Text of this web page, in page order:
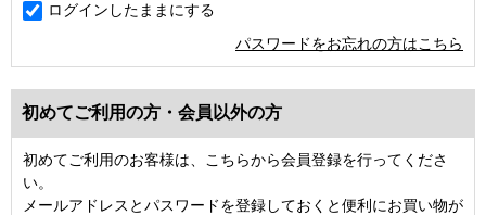
ログインしたままにする
パスワードをお忘れの方はこちら
初めてご利用の方・会員以外の方
初めてご利用のお客様は、こちらから会員登録を行ってくださ
い。
メールアドレスとパスワードを登録しておくと便利にお買い物が